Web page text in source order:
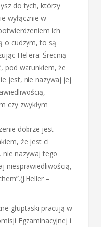
do tych, którzy
wyłącznie w
ich
o cudzym, to są
Hellera: Średnią
pod warunkiem, że
jest, nie nazywaj jej
czy zwykłym
dobrze jest
że jest ci
nie nazywaj tego
niesprawiedliwością,
–
głuptaski pracują w
Egzaminacyjnej i